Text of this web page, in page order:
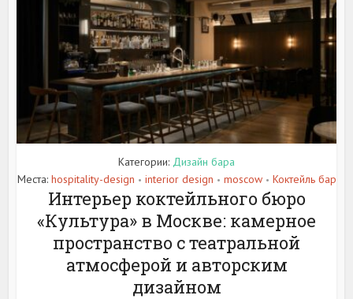
Категории: Дизайн бара
Места: hospitality-design • interior design • moscow • Коктейль бар
Интерьер коктейльного бюро
«Культура» в Москве: камерное
пространство с театральной
атмосферой и авторским
дизайном